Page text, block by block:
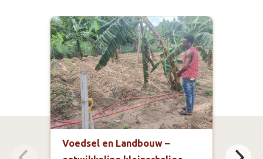
Voedsel en Landbouw –